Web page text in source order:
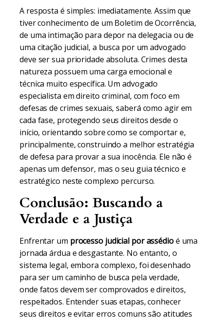
A resposta é simples: imediatamente. Assim que
tiver conhecimento de um Boletim de Ocorrência,
de uma intimação para depor na delegacia ou de
uma citação judicial, a busca por um advogado
deve ser sua prioridade absoluta. Crimes desta
natureza possuem uma carga emocional e
técnica muito específica. Um advogado
especialista em direito criminal, com foco em
defesas de crimes sexuais, saberá como agir em
cada fase, protegendo seus direitos desde o
início, orientando sobre como se comportar e,
principalmente, construindo a melhor estratégia
de defesa para provar a sua inocência. Ele não é
apenas um defensor, mas o seu guia técnico e
estratégico neste complexo percurso.
Conclusão: Buscando a
Verdade e a Justiça
Enfrentar um processo judicial por assédioé uma
jornada árdua e desgastante. No entanto, o
sistema legal, embora complexo, foi desenhado
para ser um caminho de busca pela verdade,
onde fatos devem ser comprovados e direitos,
respeitados. Entender suas etapas, conhecer
seus direitos e evitar erros comuns são atitudes